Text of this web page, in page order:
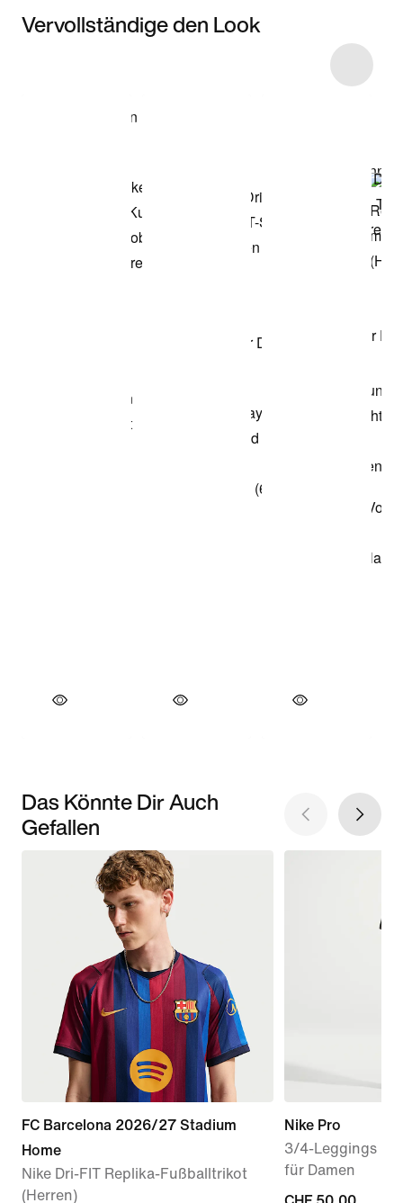
Vervollständige den Look
Modell anzeigen
Das Könnte Dir Auch
Gefallen
FC Barcelona 2026/27 Stadium
Home
Nike Dri-FIT Replika-Fußballtrikot
(Herren)
Nike Pro
3/4-Leggings
für Damen